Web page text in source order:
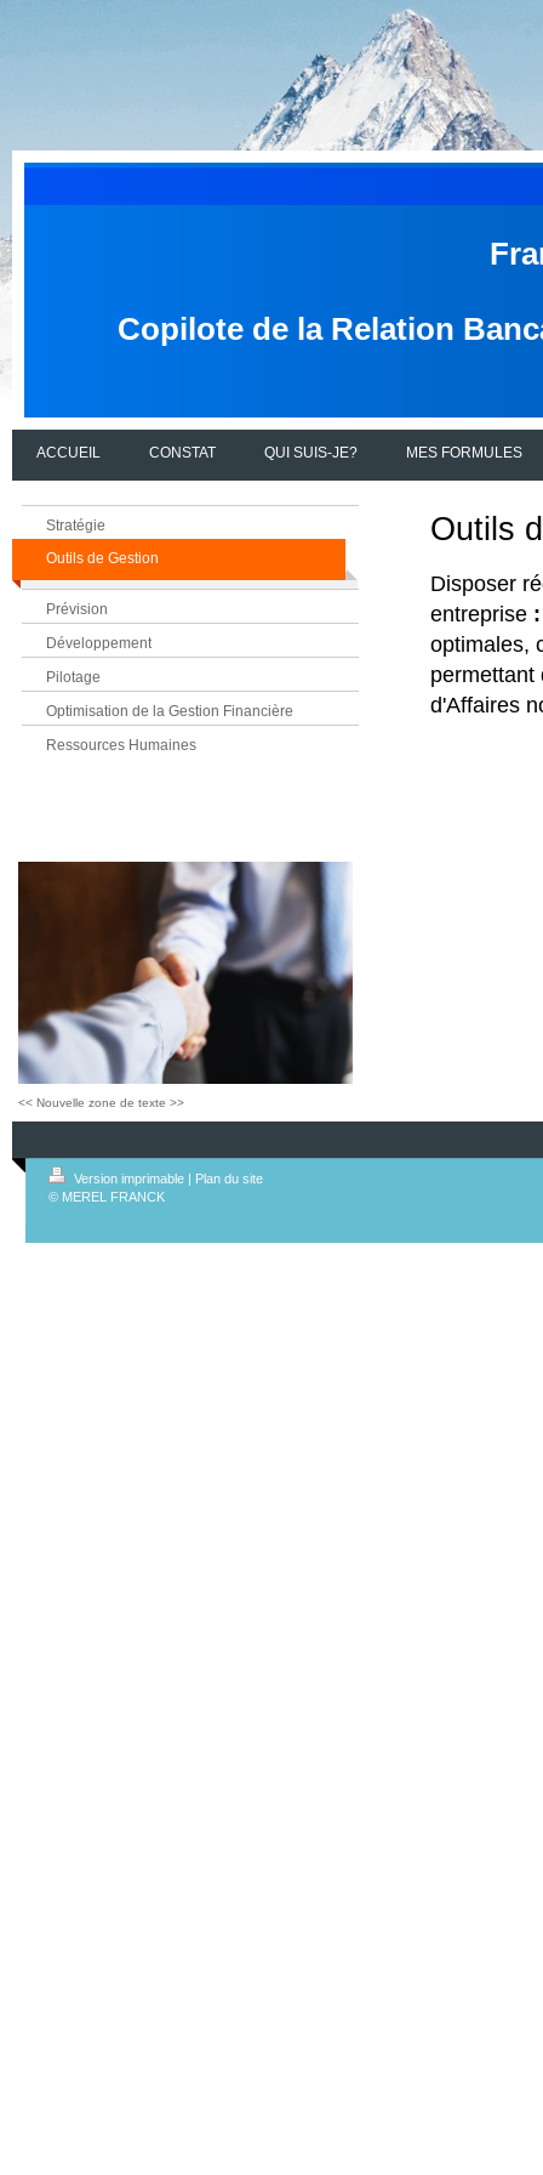
Copilote de la Relation
ACCUEIL CONSTAT QUI SUIS-JE? MES FORMULES
Stratégie
Outils de Gestion
Prévision
Développement
Pilotage
Optimisation de la Gestion Financière
Ressources Humaines
<< Nouvelle zone de texte >>
Outils
Disposer
entreprise :
optimales,
permettant
d'Affaires
Version imprimable | Plan du site
© MEREL FRANCK